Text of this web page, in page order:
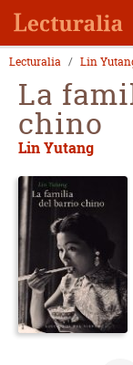
Lecturalia Lin
La
chino
Lin Yutang